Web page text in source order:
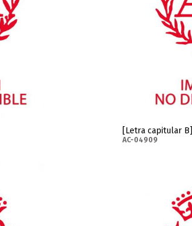
[Letra capitular B]
AC-04909